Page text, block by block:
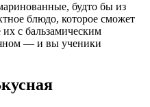
будто бы из
блюдо, которое сможет
с бальзамическим
— и вы ученики